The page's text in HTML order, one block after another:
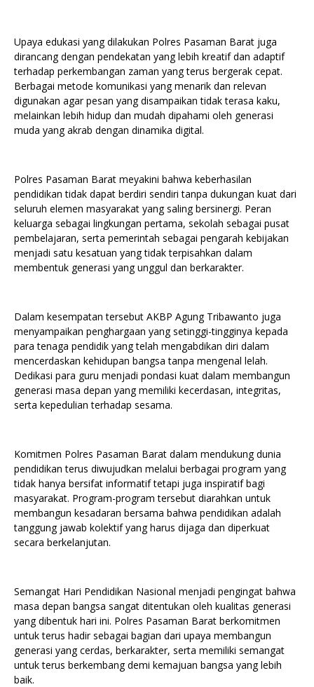
Upaya edukasi yang dilakukan Polres Pasaman Barat juga
dirancang dengan pendekatan yang lebih kreatif dan adaptif
terhadap perkembangan zaman yang terus bergerak cepat.
Berbagai metode komunikasi yang menarik dan relevan
digunakan agar pesan yang disampaikan tidak terasa kaku,
melainkan lebih hidup dan mudah dipahami oleh generasi
muda yang akrab dengan dinamika digital.
Polres Pasaman Barat meyakini bahwa keberhasilan
pendidikan tidak dapat berdiri sendiri tanpa dukungan kuat dari
seluruh elemen masyarakat yang saling bersinergi. Peran
keluarga sebagai lingkungan pertama, sekolah sebagai pusat
pembelajaran, serta pemerintah sebagai pengarah kebijakan
menjadi satu kesatuan yang tidak terpisahkan dalam
membentuk generasi yang unggul dan berkarakter.
Dalam kesempatan tersebut AKBP Agung Tribawanto juga
menyampaikan penghargaan yang setinggi-tingginya kepada
para tenaga pendidik yang telah mengabdikan diri dalam
mencerdaskan kehidupan bangsa tanpa mengenal lelah.
Dedikasi para guru menjadi pondasi kuat dalam membangun
generasi masa depan yang memiliki kecerdasan, integritas,
serta kepedulian terhadap sesama.
Komitmen Polres Pasaman Barat dalam mendukung dunia
pendidikan terus diwujudkan melalui berbagai program yang
tidak hanya bersifat informatif tetapi juga inspiratif bagi
masyarakat. Program-program tersebut diarahkan untuk
membangun kesadaran bersama bahwa pendidikan adalah
tanggung jawab kolektif yang harus dijaga dan diperkuat
secara berkelanjutan.
Semangat Hari Pendidikan Nasional menjadi pengingat bahwa
masa depan bangsa sangat ditentukan oleh kualitas generasi
yang dibentuk hari ini. Polres Pasaman Barat berkomitmen
untuk terus hadir sebagai bagian dari upaya membangun
generasi yang cerdas, berkarakter, serta memiliki semangat
untuk terus berkembang demi kemajuan bangsa yang lebih
baik.